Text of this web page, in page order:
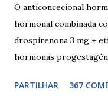
O anticoncecional
hormonal combinada
drospirenona 3 mg +
hormonas
componentes.
PARTILHAR 367